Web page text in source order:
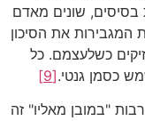
כ-3 מליון זוגות בסיסים, שונים מאדם
המגבירות את הסיכון
כשלעצמם. כל
כסמן גנטי.[9]
"במובן מאליו" זה